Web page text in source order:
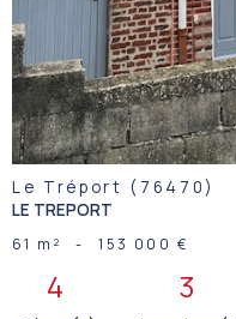
Le Tréport (76470)
LE TREPORT
61 m² - 153 000 €
4 3